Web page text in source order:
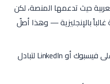
حيث تدعمها المنصة، لكن
بالإنجليزية — وهذا أصلٌ
انضم إلى مجتمعات محلية على فيسبوك أو LinkedIn لتبادل